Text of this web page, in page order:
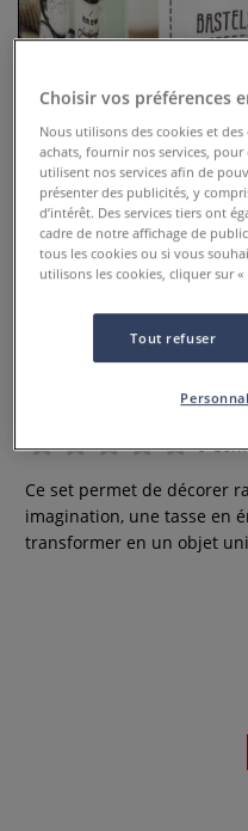
Set créatif
décorer knorr
0
Ce set permet de décorer
imagination, une tasse en
transformer en un objet
Choisir vos préférences
Nous utilisons des cookies et
achats, fournir nos services,
utilisent nos services afin de
présenter des publicités, y
d’intérêt. Des services tiers ont
cadre de notre affichage de
tous les cookies ou si vous
utilisons les cookies, cliquer sur «
Tout refuser